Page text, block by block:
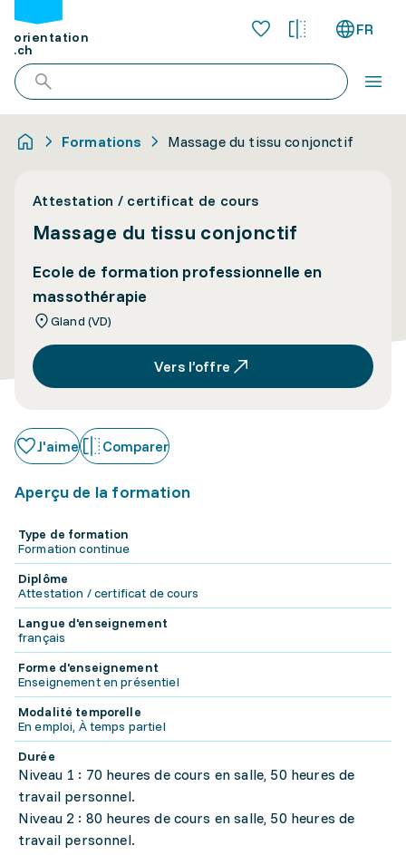
orientation
.ch
FR
Formations Massage du tissu conjonctif
Attestation / certificat de cours
Massage du tissu conjonctif
Ecole de formation professionnelle en
massothérapie
Gland (VD)
Vers l’offre
J'aime Comparer
Aperçu de la formation
Type de formation
Formation continue
Diplôme
Attestation / certificat de cours
Langue d'enseignement
français
Forme d'enseignement
Enseignement en présentiel
Modalité temporelle
En emploi, À temps partiel
Durée
Niveau 1 : 70 heures de cours en salle, 50 heures de
travail personnel.
Niveau 2 : 80 heures de cours en salle, 50 heures de
travail personnel.